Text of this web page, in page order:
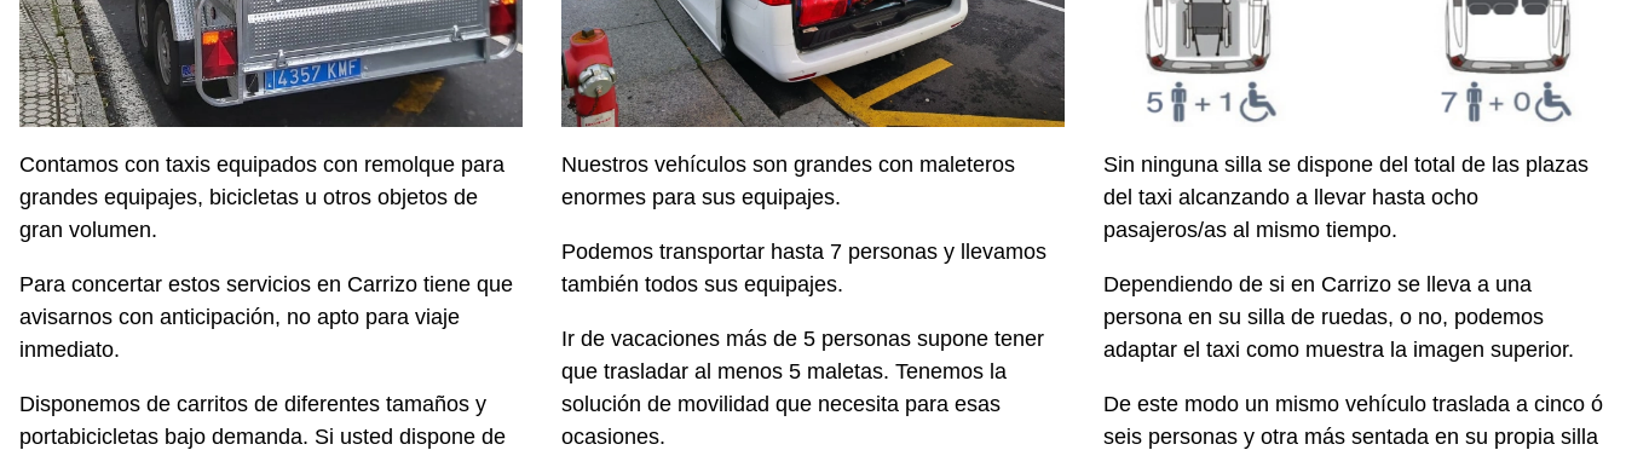
Contamos con taxis equipados con remolque para
grandes equipajes, bicicletas u otros objetos de
gran volumen.
Para concertar estos servicios en Carrizo tiene que
avisarnos con anticipación, no apto para viaje
inmediato.
Disponemos de carritos de diferentes tamaños y
portabicicletas bajo demanda. Si usted dispone de
Nuestros vehículos son grandes con maleteros
enormes para sus equipajes.
Podemos transportar hasta 7 personas y llevamos
también todos sus equipajes.
Ir de vacaciones más de 5 personas supone tener
que trasladar al menos 5 maletas. Tenemos la
solución de movilidad que necesita para esas
ocasiones.
Sin ninguna silla se dispone del total de las plazas
del taxi alcanzando a llevar hasta ocho
pasajeros/as al mismo tiempo.
Dependiendo de si en Carrizo se lleva a una
persona en su silla de ruedas, o no, podemos
adaptar el taxi como muestra la imagen superior.
De este modo un mismo vehículo traslada a cinco ó
seis personas y otra más sentada en su propia silla